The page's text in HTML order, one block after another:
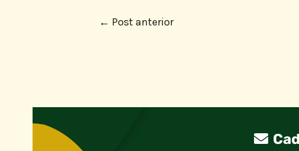
← Post anterior